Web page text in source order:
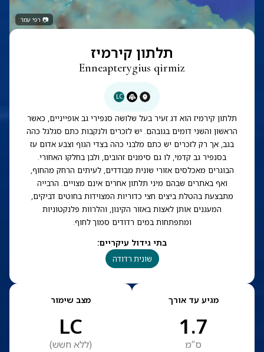
📷 רפי עמר
תלתון קירמיז
Enneapterygius qirmiz
LC
תלתון קירמיז הוא דג זעיר בעל שלושה סנפירי גב אופייניים, כאשר
הראשון והשני דומים בגובהם. יש לזכרים ולנקבות כתם סגלגל כהה
בגב, אך רק לזכרים יש כתם מלבני כהה בצדי הגוף וצבע אדום עז
בסנפיר גב קדמי, לו גם סימנים זהובים, ולבן בחלקו האחורי.
הבוגרים מאכלסים אזורי שונית מבודדים, לעיתים הרחק מהחוף,
ואף באתרים שבהם מיני תלתון אחרים אינם מצויים. הרבייה
מתבצעת בהטלת ביצים חצי כדוריות המצוידות בחוטים דביקים,
המעגנים אותן לאצות באזור הקינון, והלרוות פלנקטוניות
ומתפתחות במים רדודים סמוך לחוף.
בתי גידול עיקריים:
שונית רדודה
מגיע עד אורך
1.7
ס”מ
מצב שימור
LC
(ללא חשש)